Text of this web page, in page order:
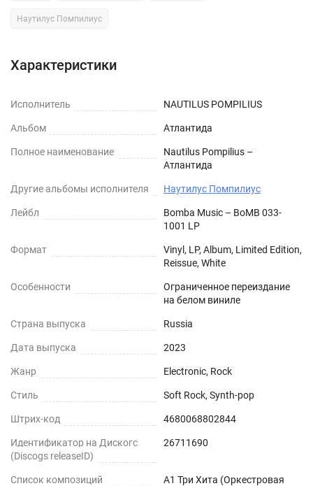
Наутилус Помпилиус
Характеристики
Исполнитель NAUTILUS POMPILIUS
Альбом Атлантида
Полное наименование
Nautilus Pompilius –
Атлантида
Другие альбомы исполнителя Наутилус Помпилиус
Лейбл
Bomba Music – BoMB 033-
1001 LP
Формат
Vinyl, LP, Album, Limited Edition,
Reissue, White
Особенности
Ограниченное переиздание
на белом виниле
Страна выпуска Russia
Дата выпуска 2023
Жанр Electronic, Rock
Стиль Soft Rock, Synth-pop
Штрих-код 4680068802844
Идентификатор на Дискогс
(Discogs releaseID)
26711690
Список композиций
A1 Три Хита (Оркестровая